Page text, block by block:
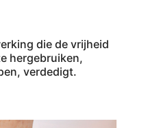
die de vrijheid
hergebruiken,
verdedigt.